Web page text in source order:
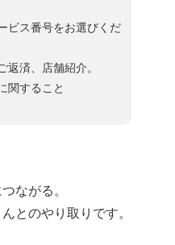
ビス番号をお選びくだ
返済、店舗紹介。
関すること
ながる。
とのやり取りです。